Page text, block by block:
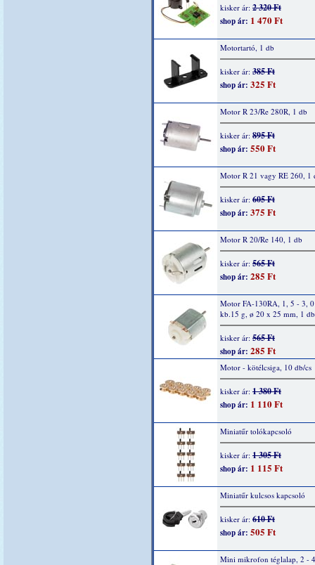
kisker ár: 2 320 Ft
shop ár: 1 470 Ft
Motortartó, 1 db
kisker ár: 385 Ft
shop ár: 325 Ft
Motor R 23/Re 280R, 1 db
kisker ár: 895 Ft
shop ár: 550 Ft
Motor R 21 vagy RE 260, 1
kisker ár: 605 Ft
shop ár: 375 Ft
Motor R 20/Re 140, 1 db
kisker ár: 565 Ft
shop ár: 285 Ft
Motor FA-130RA, 1, 5 - 3,
kb.15 g, ø 20 x 25 mm, 1 db
kisker ár: 565 Ft
shop ár: 285 Ft
Motor - kötélcsiga, 10 db/cs
kisker ár: 1 380 Ft
shop ár: 1 110 Ft
Miniatűr tolókapcsoló
kisker ár: 1 305 Ft
shop ár: 1 115 Ft
Miniatűr kulcsos kapcsoló
kisker ár: 610 Ft
shop ár: 505 Ft
Mini mikrofon téglalap, 2 -